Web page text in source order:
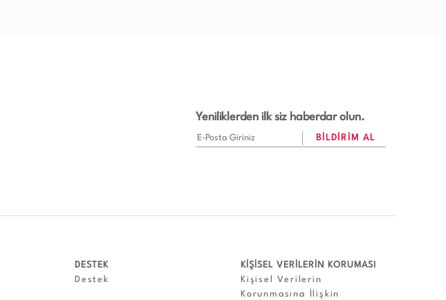
Yeniliklerden ilk siz haberdar olun.
DESTEK
Destek
KİŞİSEL VERİLERİN KORUMASI
Kişisel Verilerin
Korunmasına İlişkin